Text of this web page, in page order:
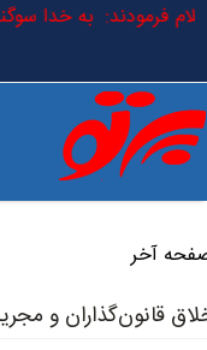
رفتن به محتوای اصلی
السلام فرمودند: به
آخر
قانون‌گذاران و